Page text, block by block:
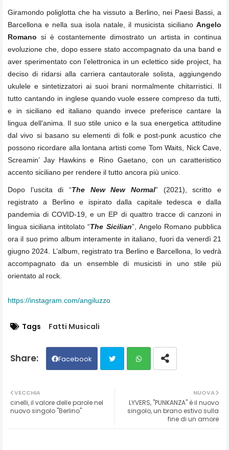
Giramondo poliglotta che ha vissuto a Berlino, nei Paesi Bassi, a
Barcellona e nella sua isola natale, il musicista siciliano Angelo
Romano si è costantemente dimostrato un artista in continua
evoluzione che, dopo essere stato accompagnato da una band e
aver sperimentato con l’elettronica in un eclettico side project, ha
deciso di ridarsi alla carriera cantautorale solista, aggiungendo
ukulele e sintetizzatori ai suoi brani normalmente chitarristici. Il
tutto cantando in inglese quando vuole essere compreso da tutti,
e in siciliano ed italiano quando invece preferisce cantare la
lingua dell’anima. Il suo stile unico e la sua energetica attitudine
dal vivo si basano su elementi di folk e post-punk acustico che
possono ricordare alla lontana artisti come Tom Waits, Nick Cave,
Screamin’ Jay Hawkins e Rino Gaetano, con un caratteristico
accento siciliano per rendere il tutto ancora più unico.
Dopo l’uscita di “The New New Normal” (2021), scritto e
registrato a Berlino e ispirato dalla capitale tedesca e dalla
pandemia di COVID-19, e un EP di quattro tracce di canzoni in
lingua siciliana intitolato “The Sicilian”, Angelo Romano pubblica
ora il suo primo album interamente in italiano, fuori da venerdì 21
giugno 2024. L’album, registrato tra Berlino e Barcellona, lo vedrà
accompagnato da un ensemble di musicisti in uno stile più
orientato al rock.
https://instagram.com/angiluzzo
Tags Fatti Musicali
Facebook
ats
NUOVA
LYVERS, "PUNKANZA" è il nuovo
singolo, un brano estivo sulla
fine di un amore
VECCHIA
cinelli, il valore delle parole nel
nuovo singolo "Berlino"